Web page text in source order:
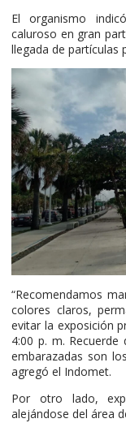
El organismo
caluroso en gran
llegada de partículas
“Recomendamos
colores claros,
evitar la exposición
4:00 p. m.
embarazadas son
agregó el Indomet.
Por otro lado,
alejándose del área